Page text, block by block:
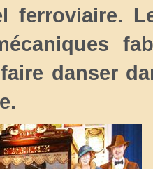
ferroviaire.
danser